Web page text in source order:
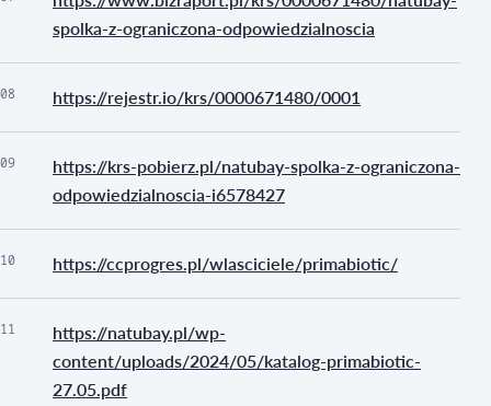
spolka-z-ograniczona-odpowiedzialnoscia
08 https://rejestr.io/krs/0000671480/0001
09
https://krs-pobierz.pl/natubay-spolka-z-ograniczona-
odpowiedzialnoscia-i6578427
10 https://ccprogres.pl/wlasciciele/primabiotic/
11
https://natubay.pl/wp-
content/uploads/2024/05/katalog-primabiotic-
27.05.pdf